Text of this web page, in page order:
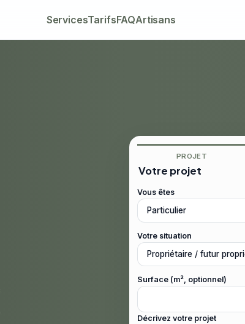
ServicesTarifsFAQArtisans
PROJET
Votre projet
Vous êtes
Votre situation
Surface (m², optionnel)
Décrivez votre projet